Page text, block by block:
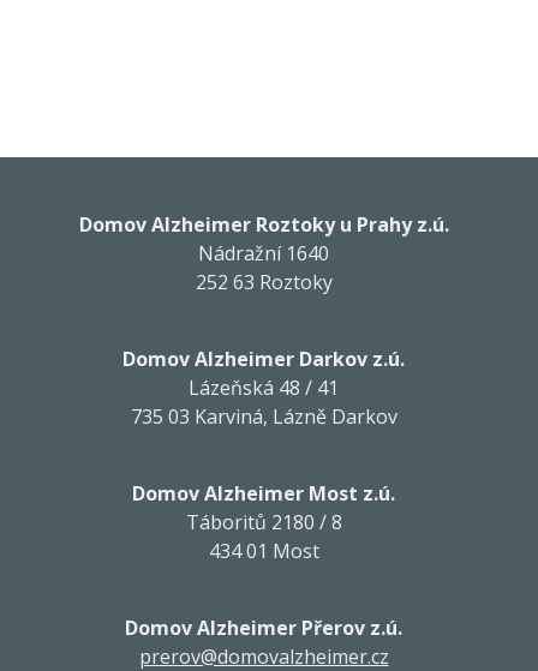
Domov Alzheimer Roztoky u Prahy z.ú.
Nádražní 1640
252 63 Roztoky
Domov Alzheimer Darkov z.ú.
Lázeňská 48 / 41
735 03 Karviná, Lázně Darkov
Domov Alzheimer Most z.ú.
Táboritů 2180 / 8
434 01 Most
Domov Alzheimer Přerov z.ú.
prerov@domovalzheimer.cz